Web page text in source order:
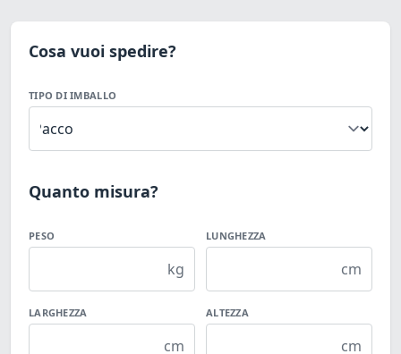
Cosa vuoi spedire?
TIPO DI IMBALLO
Quanto misura?
PESO
kg
LUNGHEZZA
cm
LARGHEZZA
cm
ALTEZZA
cm